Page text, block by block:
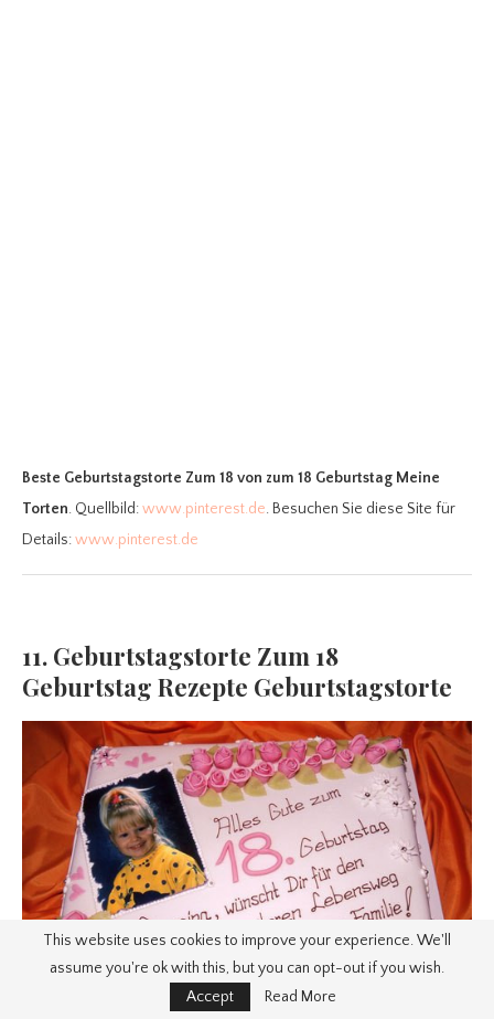
Beste Geburtstagstorte Zum 18 von zum 18 Geburtstag Meine
Torten. Quellbild:www.pinterest.de. Besuchen Sie diese Site für
Details:www.pinterest.de
11. Geburtstagstorte Zum 18
Geburtstag Rezepte Geburtstagstorte
This website uses cookies to improve your experience. We'll
assume you're ok with this, but you can opt-out if you wish.
Accept
Read More